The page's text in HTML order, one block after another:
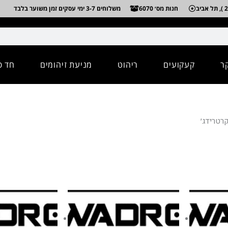
חנות מס׳ 6070 משלוחים 3-7 ימי עסקים זמן משוער בלבד
קעקועים ריהוט מניעת זיהומים חד